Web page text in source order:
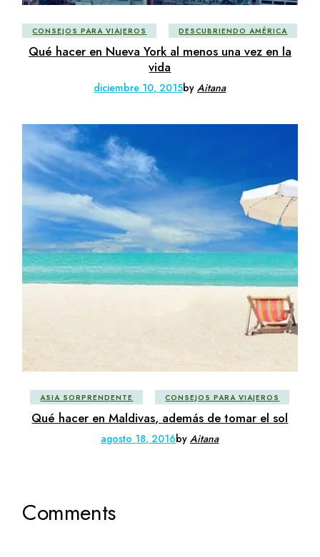
CONSEJOS PARA VIAJEROS DESCUBRIENDO AMÉRICA
Qué hacer en Nueva York al menos una vez en la
vida
diciembre 10, 2015byAitana
ASIA SORPRENDENTE CONSEJOS PARA VIAJEROS
Qué hacer en Maldivas, además de tomar el sol
agosto 18, 2016byAitana
Comments